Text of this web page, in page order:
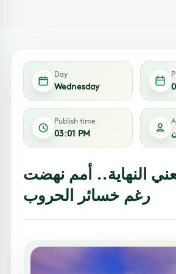
Day
Wednesday
Publish time
03:01 PM
النهاية.. أمم نهضت
رغم خسائر الحروب